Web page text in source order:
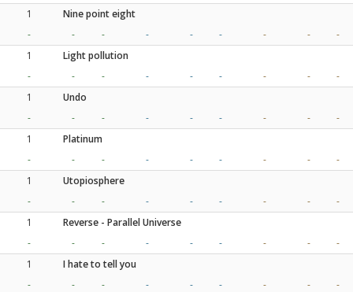
1
Nine point eight
-
- - - - - - -
-
1
Light pollution
-
- - - - - - -
-
1
Undo
-
- - - - - - -
-
1
Platinum
-
- - - - - - -
-
1
Utopiosphere
-
- - - - - - -
-
1
Reverse - Parallel Universe
-
- - - - - - -
-
1
I hate to tell you
-
- - - - - - -
-